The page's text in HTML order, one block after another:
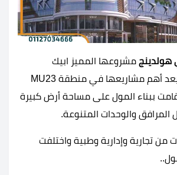
هولدينج مشروعها المميز ابيك
كومبليكس الذي يعد أهم مشاريعها في منطقة MU23
قامت ببناء المول على مساحة أرض كبيرة
المرافق والوحدات المتنوعة.
من تجارية وإدارية وطبية واختلفت